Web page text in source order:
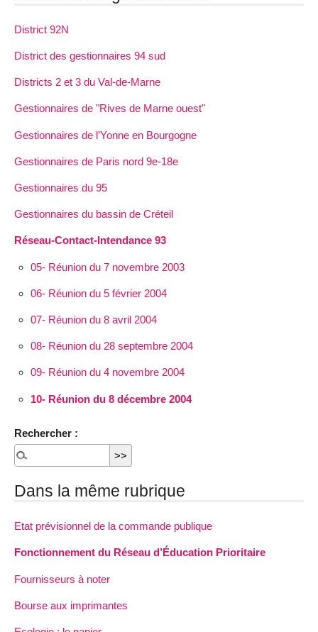
District 92N
District des gestionnaires 94 sud
Districts 2 et 3 du Val-de-Marne
Gestionnaires de "Rives de Marne ouest"
Gestionnaires de l’Yonne en Bourgogne
Gestionnaires de Paris nord 9e-18e
Gestionnaires du 95
Gestionnaires du bassin de Créteil
Réseau-Contact-Intendance 93
05- Réunion du 7 novembre 2003
06- Réunion du 5 février 2004
07- Réunion du 8 avril 2004
08- Réunion du 28 septembre 2004
09- Réunion du 4 novembre 2004
10- Réunion du 8 décembre 2004
Rechercher :
Dans la même rubrique
Etat prévisionnel de la commande publique
Fonctionnement du Réseau d’Éducation Prioritaire
Fournisseurs à noter
Bourse aux imprimantes